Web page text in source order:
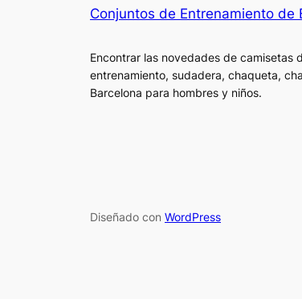
Conjuntos de Entrenamiento de
Encontrar las novedades de camisetas
entrenamiento, sudadera, chaqueta,
Barcelona para hombres y niños.
Diseñado con WordPress